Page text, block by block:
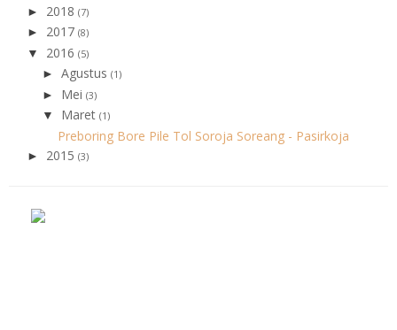
► 2018 (7)
► 2017 (8)
▼ 2016 (5)
► Agustus (1)
► Mei (3)
▼ Maret (1)
Preboring Bore Pile Tol Soroja Soreang - Pasirkoja
► 2015 (3)